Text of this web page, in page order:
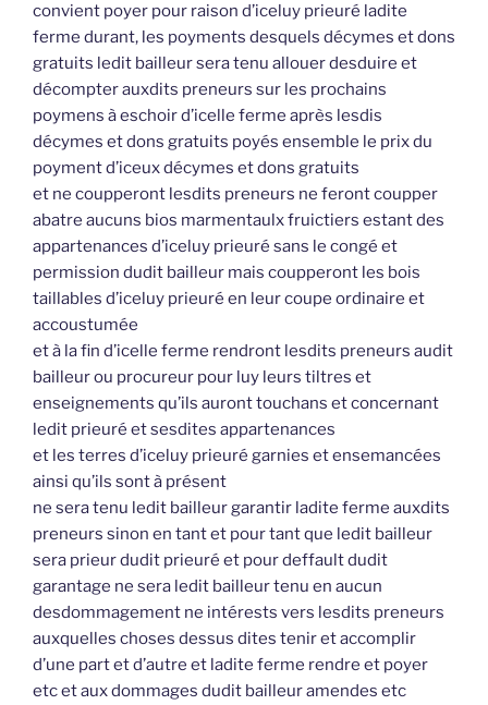
convient poyer pour raison d’iceluy prieuré ladite
ferme durant, les poyments desquels décymes et dons
gratuits ledit bailleur sera tenu allouer desduire et
décompter auxdits preneurs sur les prochains
poymens à eschoir d’icelle ferme après lesdis
décymes et dons gratuits poyés ensemble le prix du
poyment d’iceux décymes et dons gratuits
et ne coupperont lesdits preneurs ne feront coupper
abatre aucuns bios marmentaulx fruictiers estant des
appartenances d’iceluy prieuré sans le congé et
permission dudit bailleur mais coupperont les bois
taillables d’iceluy prieuré en leur coupe ordinaire et
accoustumée
et à la fin d’icelle ferme rendront lesdits preneurs audit
bailleur ou procureur pour luy leurs tiltres et
enseignements qu’ils auront touchans et concernant
ledit prieuré et sesdites appartenances
et les terres d’iceluy prieuré garnies et ensemancées
ainsi qu’ils sont à présent
ne sera tenu ledit bailleur garantir ladite ferme auxdits
preneurs sinon en tant et pour tant que ledit bailleur
sera prieur dudit prieuré et pour deffault dudit
garantage ne sera ledit bailleur tenu en aucun
desdommagement ne intérests vers lesdits preneurs
auxquelles choses dessus dites tenir et accomplir
d’une part et d’autre et ladite ferme rendre et poyer
etc et aux dommages dudit bailleur amendes etc